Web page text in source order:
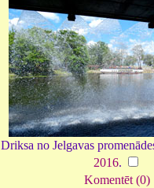
Driksa no Jelgavas
2016.
Komentēt (0)